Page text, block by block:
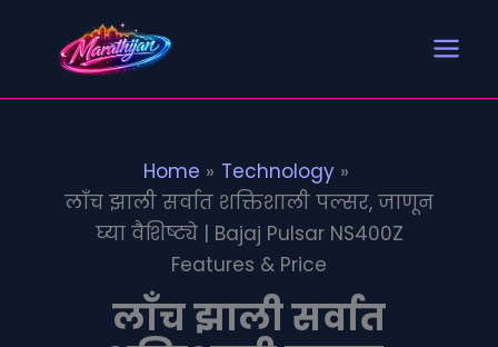
content
Home
Technology
लाँच झाली सर्वात शक्तिशाली पल्सर, जाणून
घ्या वैशिष्ट्ये | Bajaj Pulsar NS400Z
Features & Price
लाँच झाली सर्वात
c